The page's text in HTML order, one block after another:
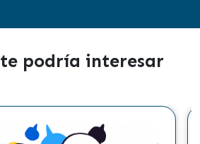
podría interesar